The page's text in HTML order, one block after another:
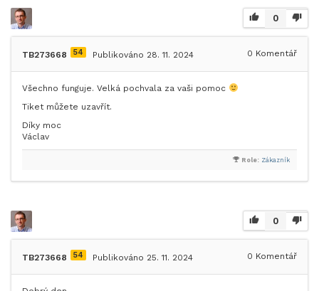
0
TB273668 54 Publikováno 28. 11. 2024 0 Komentář
Všechno funguje. Velká pochvala za vaši pomoc
Tiket můžete uzavřít.
Díky moc
Václav
Role: Zákazník
0
TB273668 54 Publikováno 25. 11. 2024 0 Komentář